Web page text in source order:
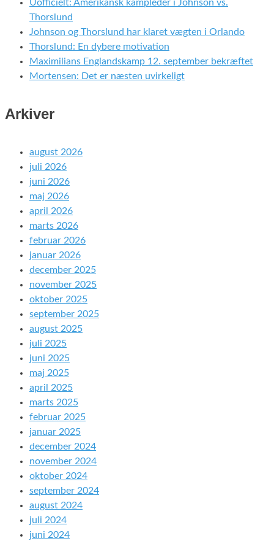
Uofficielt: Amerikansk kampleder i Johnson vs.
Thorslund
Johnson og Thorslund har klaret vægten i Orlando
Thorslund: En dybere motivation
Maximilians Englandskamp 12. september bekræftet
Mortensen: Det er næsten uvirkeligt
Arkiver
august 2026
juli 2026
juni 2026
maj 2026
april 2026
marts 2026
februar 2026
januar 2026
december 2025
november 2025
oktober 2025
september 2025
august 2025
juli 2025
juni 2025
maj 2025
april 2025
marts 2025
februar 2025
januar 2025
december 2024
november 2024
oktober 2024
september 2024
august 2024
juli 2024
juni 2024